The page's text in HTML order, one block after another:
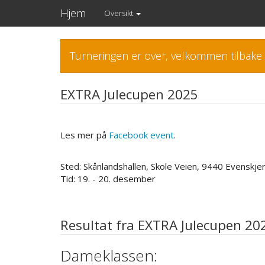
Hjem Oversikt
Turneringen er over, velkommen tilbake
EXTRA Julecupen 2025
Les mer på Facebook event.
Sted: Skånlandshallen, Skole Veien, 9440 Evenskjer
Tid: 19. - 20. desember
Resultat fra EXTRA Julecupen
Dameklassen: